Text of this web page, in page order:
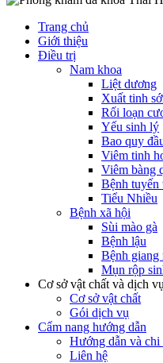
Trang chủ
Giới thiệu
Điều trị
Nam khoa
Liệt dương
Xuất tinh
Rối loạn
Yếu sinh lý
Bao quy
Viêm tinh
Viêm bàng
Bệnh tuyến
Tiểu Nhiều
Bệnh xã hội
Sùi mào gà
Bệnh lậu
Bệnh giang
Mụn rộp
Cơ sở vật chất và dịch vụ
Cơ sở vật chất
Gói dịch vụ
Cẩm nang hướng dẫn
Hướng dẫn và chi
Liên hệ